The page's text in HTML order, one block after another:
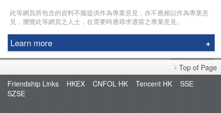
此等網頁所包含的資料不擬提供作為專業意見，亦不應賴以作為專業意
見，瀏覽此等網頁之人士，在需要時應尋求適當之專業意見。
Learn more
Education Center
Course & Seminar
Speaker
Top of Page
Friendship Links
HKEX CNFOL HK Tencent HK
SSE
SZSE